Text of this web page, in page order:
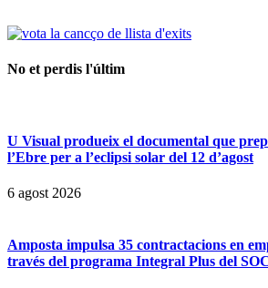
No et perdis l'últim
U Visual produeix el documental que
l’Ebre per a l’eclipsi solar del 12 d’agost
6 agost 2026
Amposta impulsa 35 contractacions en
través del programa Integral Plus del